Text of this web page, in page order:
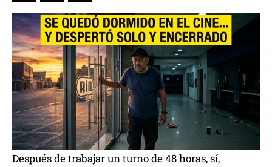
Después de trabajar un turno de 48 horas, sí,